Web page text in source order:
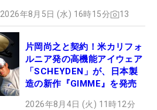
2026年8月5日 (水) 16時15分 13
片岡尚之と契約！米カリフォ
ルニア発の高機能アイウェア
「SCHEYDEN」が、日本製
造の新作『GIMME』を発売
2026年8月4日 (火) 11時12分